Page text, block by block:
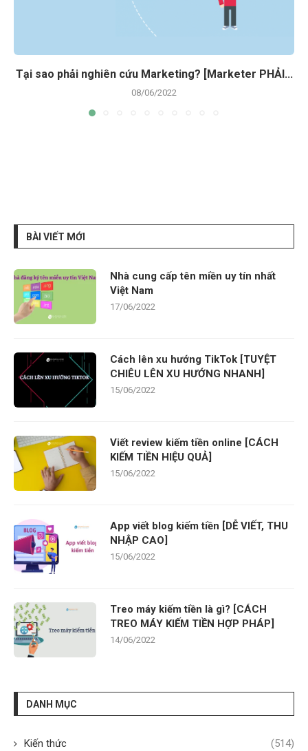
Tại sao phải nghiên cứu Marketing? [Marketer PHẢI...
08/06/2022
BÀI VIẾT MỚI
Nhà cung cấp tên miền uy tín nhất
Việt Nam
17/06/2022
Cách lên xu hướng TikTok [TUYỆT
CHIÊU LÊN XU HƯỚNG NHANH]
15/06/2022
Viết review kiếm tiền online [CÁCH
KIẾM TIỀN HIỆU QUẢ]
15/06/2022
App viết blog kiếm tiền [DỄ VIẾT, THU
NHẬP CAO]
15/06/2022
Treo máy kiếm tiền là gì? [CÁCH
TREO MÁY KIẾM TIỀN HỢP PHÁP]
14/06/2022
DANH MỤC
Kiến thức (514)